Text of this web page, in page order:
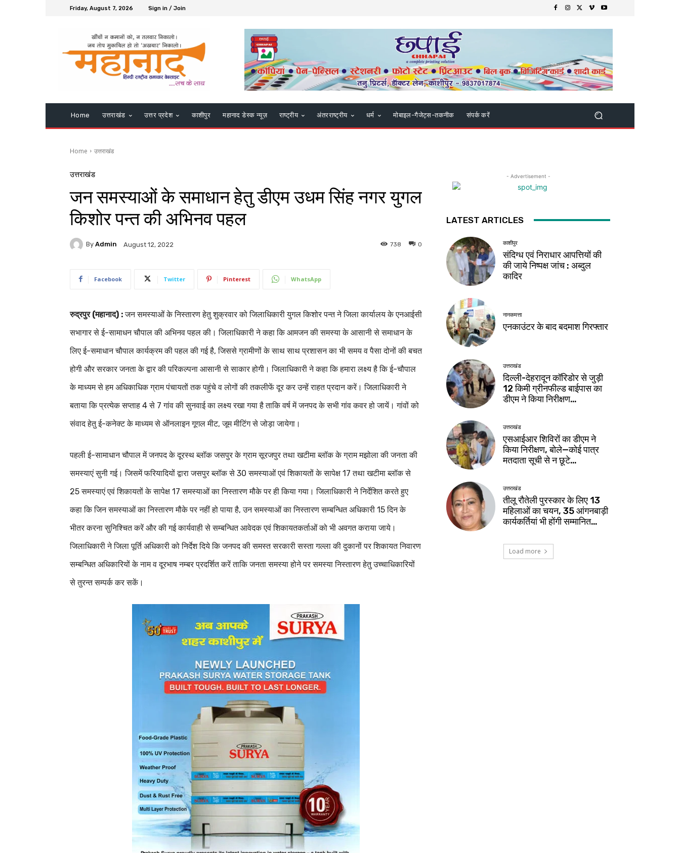
Friday, August 7, 2026 Sign in / Join
Home उत्तराखंड उत्तर प्रदेश काशीपुर महानाद डेस्क न्यूज़ राष्ट्रीय अंतरराष्ट्रीय धर्म मोबाइल-गैजेट्स-तकनीक संपर्क करें
Home उत्तराखंड
उत्तराखंड
जन समस्याओं के समाधान हेतु डीएम उधम सिंह नगर युगल
किशोर पन्त की अभिनव पहल
By Admin August 12, 2022 0
738
Facebook Twitter Pinterest WhatsApp
रुद्रपुर (महानाद) :जन समस्याओं के निस्तारण हेतु शुक्रवार को जिलाधिकारी युगल किशोर पन्त ने जिला कार्यालय के एनआईसी
सभागार से ई-सामाधन चौपाल की अभिनव पहल की। जिलाधिकारी ने कहा कि आमजन की समस्या के आसानी से समाधान के
लिए ई-समाधान चौपाल कार्यक्रम की पहल की गई है, जिससे ग्रामीणों के साथ साथ प्रशासन का भी समय व पैसा दोनों की बचत
होगी और सरकार जनता के द्वार की परिकल्पना आसानी से साकार होगी। जिलाधिकारी ने कहा कि हमारा लक्ष्य है कि ई-चौपाल
के माध्यम से हम अधिकाधिक ग्राम पंचायतों तक पहुंचे व लोगों की तकलीफें दूर कर उन्हें राहत प्रदान करें। जिलाधिकारी ने
बताया कि प्रत्येक सप्ताह 4 से 7 गांव की सुनवाई का लक्ष्य रखा गया है ताकि वर्ष में जनपद के सभी गांव कवर हो जायें। गांवों को
संवाद हेतु ई-कनेक्ट के माध्यम से ऑनलाइन गूगल मीट, जूम मीटिंग से जोड़ा जायेगा।
पहली ई-सामाधान चौपाल में जनपद के दूरस्थ ब्लॉक जसपुर के ग्राम सूरजपुर तथा खटीमा ब्लॉक के ग्राम मझोला की जनता की
समस्याएं सुनी गई। जिसमें फरियादियों द्वारा जसपुर ब्लॉक से 30 समस्याओं एवं शिकायतों के सापेक्ष 17 तथा खटीमा ब्लॉक से
25 समस्याएं एवं शिकायतों के सापेक्ष 17 समस्याओं का निस्तारण मौके पर ही किया गया। जिलाधिकारी ने निर्देशित करते हुए
कहा कि जिन समस्याओं का निस्तारण मौके पर नहीं हो पाया है, उन समस्याओं का निस्तारण सम्बन्धित अधिकारी 15 दिन के
भीतर करना सुनिश्चित करें और की गई कार्यवाही से सम्बन्धित आवेदक एवं शिकायतकर्ताओं को भी अवगत कराया जाये।
जिलाधिकारी ने जिला पूर्ति अधिकारी को निर्देश दिये कि जनपद की समस्त सरकारी सस्ता गल्ला की दुकानों पर शिकायत निवारण
सम्बन्धित अधिकारियों के नाम व दूरभाष नम्बर प्रदर्शित करें ताकि जनता समस्या होने पर समस्या निस्तारण हेतु उच्चाधिकारियों
से तुरन्त सम्पर्क कर सकें।
- Advertisement -
LATEST ARTICLES
काशीपुर
संदिग्ध एवं निराधार आपत्तियों की
की जाये निष्पक्ष जांच : अब्दुल
कादिर
नानकमत्ता
एनकाउंटर के बाद बदमाश गिरफ्तार
उत्तराखंड
दिल्ली-देहरादून कॉरिडोर से जुड़ी
12 किमी ग्रीनफील्ड बाईपास का
डीएम ने किया निरीक्षण…
उत्तराखंड
एसआईआर शिविरों का डीएम ने
किया निरीक्षण, बोले—कोई पात्र
मतदाता सूची से न छूटे…
उत्तराखंड
तीलू रौतेली पुरस्कार के लिए 13
महिलाओं का चयन, 35 आंगनबाड़ी
कार्यकर्तियां भी होंगी सम्मानित…
Load more